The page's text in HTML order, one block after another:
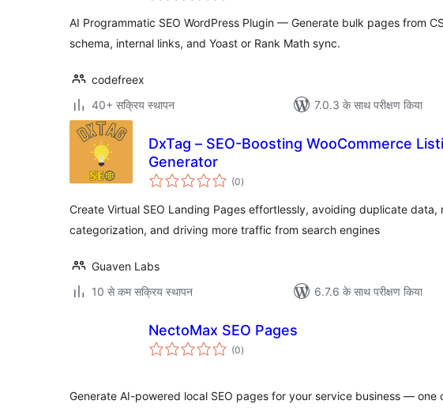
AI Programmatic SEO WordPress Plugin — Generate bulk pages from
schema, internal links, and Yoast or Rank Math sync.
codefreex
40+ सक्रिय स्थापन
7.0.3 के साथ परीक्षण किया
DxTag – SEO-Boosting WooCommerce
Generator
(0कुल
दर)
Create Virtual SEO Landing Pages effortlessly, avoiding duplicate data,
categorization, and driving more traffic from search engines
Guaven Labs
10 से कम सक्रिय स्थापन
6.7.6 के साथ परीक्षण किया
NectoMax SEO Pages
(0कुल
दर)
Generate AI-powered local SEO pages for your service business — one